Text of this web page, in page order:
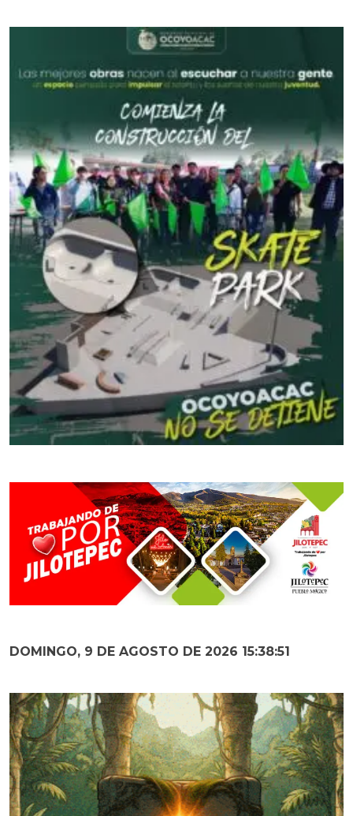
DOMINGO, 9 DE AGOSTO DE 2026 15:38:52